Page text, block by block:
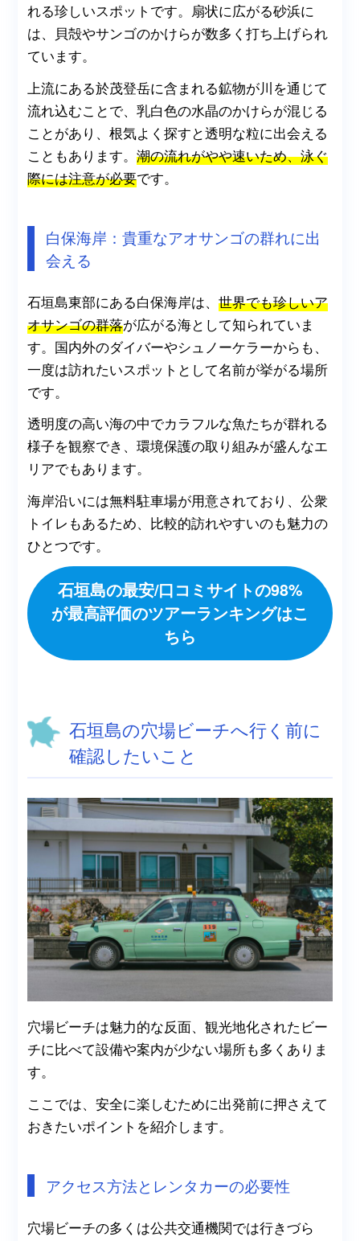
れる珍しいスポットです。扇状に広がる砂浜に
は、貝殻やサンゴのかけらが数多く打ち上げられ
ています。
上流にある於茂登岳に含まれる鉱物が川を通じて
流れ込むことで、乳白色の水晶のかけらが混じる
ことがあり、根気よく探すと透明な粒に出会える
こともあります。潮の流れがやや速いため、泳ぐ
際には注意が必要です。
白保海岸：貴重なアオサンゴの群れに出
会える
石垣島東部にある白保海岸は、世界でも珍しいア
オサンゴの群落が広がる海として知られていま
す。国内外のダイバーやシュノーケラーからも、
一度は訪れたいスポットとして名前が挙がる場所
です。
透明度の高い海の中でカラフルな魚たちが群れる
様子を観察でき、環境保護の取り組みが盛んなエ
リアでもあります。
海岸沿いには無料駐車場が用意されており、公衆
トイレもあるため、比較的訪れやすいのも魅力の
ひとつです。
石垣島の最安/口コミサイトの98%
が最高評価のツアーランキングはこ
ちら
石垣島の穴場ビーチへ行く前に
確認したいこと
穴場ビーチは魅力的な反面、観光地化されたビー
チに比べて設備や案内が少ない場所も多くありま
す。
ここでは、安全に楽しむために出発前に押さえて
おきたいポイントを紹介します。
アクセス方法とレンタカーの必要性
穴場ビーチの多くは公共交通機関では行きづら